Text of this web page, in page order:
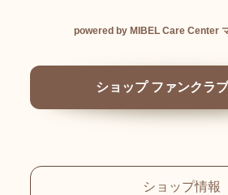
powered by MIBEL Care Center
ショップ ファンクラ
ショップ情報